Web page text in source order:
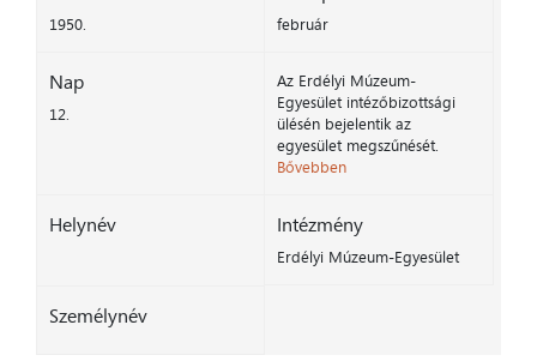
1950. február
Nap
12.
Az Erdélyi Múzeum-
Egyesület intézőbizottsági
ülésén bejelentik az
egyesület megszűnését.
Bővebben
Helynév Intézmény
Erdélyi Múzeum-Egyesület
Személynév